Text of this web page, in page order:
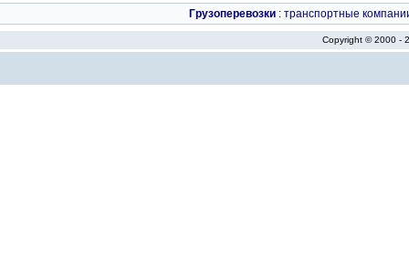
Грузоперевозки : транспортные
Copyright © 2000 -